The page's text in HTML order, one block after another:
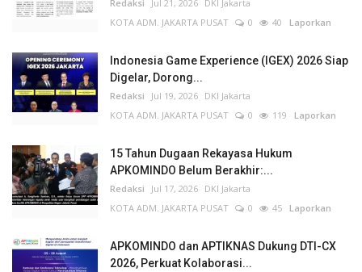
Redaksi Jul 21, 2026
DKI Jakarta
KOTA ADM. JAKARTA PUSAT
0 40 Laporkan
Indonesia Game Experience (IGEX) 2026 Siap
Digelar, Dorong...
Redaksi Jul 19, 2026 DKI Jakarta
KOTA ADM. JAKARTA PUSAT
0 119 Laporkan
15 Tahun Dugaan Rekayasa Hukum
APKOMINDO Belum Berakhir:...
Redaksi Jul 17, 2026 DKI Jakarta
KOTA ADM. JAKARTA PUSAT
0 45 Laporkan
APKOMINDO dan APTIKNAS Dukung DTI-CX
2026, Perkuat Kolaborasi...